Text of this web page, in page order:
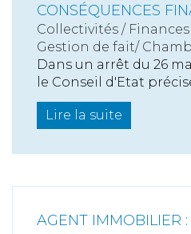
CONSÉQUENCES
Collectivités /
Gestion de fait/
Dans un arrêt du 26
le Conseil d'Etat
Lire la suite
AGENT IMMOBILIER